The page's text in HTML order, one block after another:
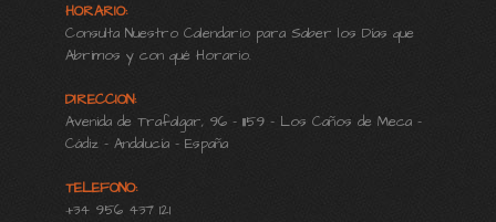
HORARIO:
Consulta Nuestro Calendario para Saber los Días que
Abrimos y con qué Horario.
DIRECCION:
Avenida de Trafalgar, 96 - 11159 - Los Caños de Meca -
Cádiz - Andalucía - España
TELEFONO:
+34 956 437 121